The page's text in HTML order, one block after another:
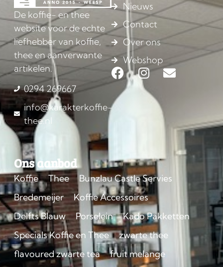
De koffie- en thee
website voor de echte
liefhebber van koffie,
thee en aanverwante
artikelen.
0294 269667
info@karakterkoffie-
thee.nl
Nieuws
Contact
Over ons
Webshop
Ons aanbod
Koffie Thee
Bunzlau Castle Servies
Bredemeijer
Koffie Accessoires
Delfts Blauw
Porselein
Kado Pakketten
Specials Koffie en Thee
zwarte thee
flavoured zwarte tea
fruit melange